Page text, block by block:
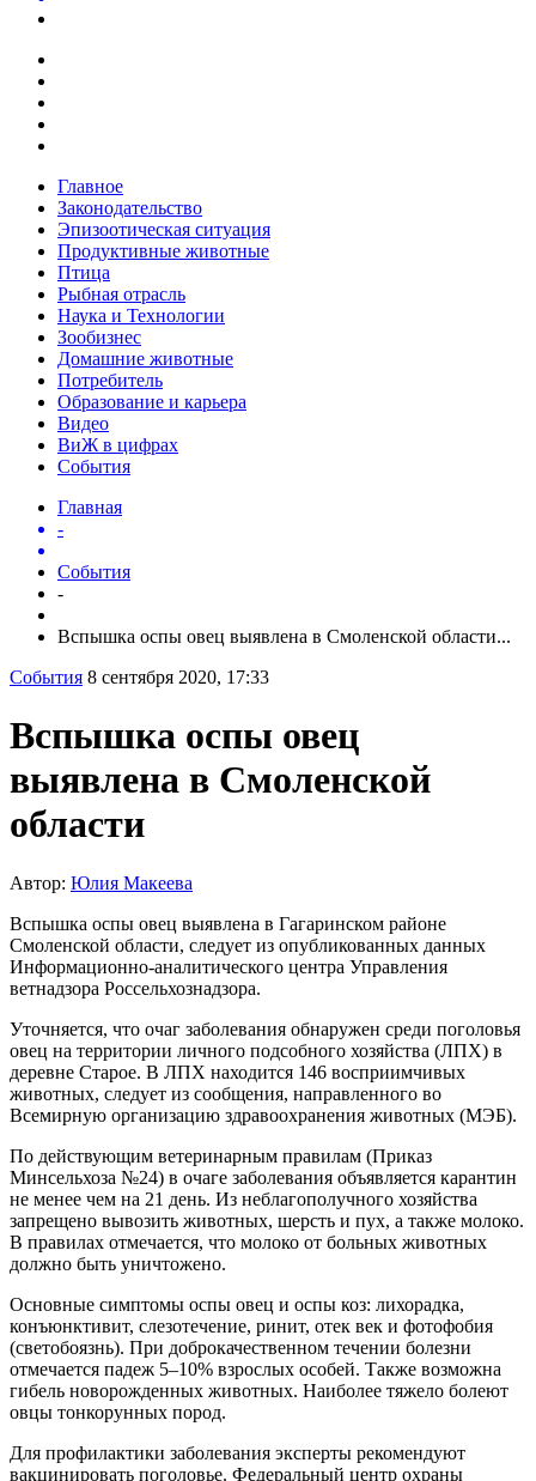
Главное
Законодательство
Эпизоотическая ситуация
Продуктивные животные
Птица
Рыбная отрасль
Наука и Технологии
Зообизнес
Домашние животные
Потребитель
Образование и карьера
Видео
ВиЖ в цифрах
События
Главная
-
События
-
Вспышка оспы овец выявлена в Смоленской области...
События 8 сентября 2020, 17:33
Вспышка оспы овец
выявлена в Смоленской
области
Автор: Юлия Макеева
Вспышка оспы овец выявлена в Гагаринском районе
Смоленской области, следует из опубликованных данных
Информационно-аналитического центра Управления
ветнадзора Россельхознадзора.
Уточняется, что очаг заболевания обнаружен среди поголовья
овец на территории личного подсобного хозяйства (ЛПХ) в
деревне Старое. В ЛПХ находится 146 восприимчивых
животных, следует из сообщения, направленного во
Всемирную организацию здравоохранения животных (МЭБ).
По действующим ветеринарным правилам (Приказ
Минсельхоза №24) в очаге заболевания объявляется карантин
не менее чем на 21 день. Из неблагополучного хозяйства
запрещено вывозить животных, шерсть и пух, а также молоко.
В правилах отмечается, что молоко от больных животных
должно быть уничтожено.
Основные симптомы оспы овец и оспы коз: лихорадка,
конъюнктивит, слезотечение, ринит, отек век и фотофобия
(светобоязнь). При доброкачественном течении болезни
отмечается падеж 5–10% взрослых особей. Также возможна
гибель новорожденных животных. Наиболее тяжело болеют
овцы тонкорунных пород.
Для профилактики заболевания эксперты рекомендуют
вакцинировать поголовье. Федеральный центр охраны